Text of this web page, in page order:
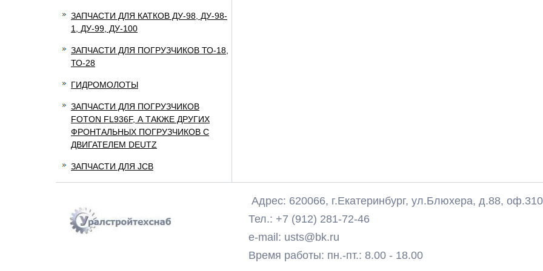
ЗАПЧАСТИ ДЛЯ КАТКОВ ДУ-98, ДУ-98-
1, ДУ-99, ДУ-100
ЗАПЧАСТИ ДЛЯ ПОГРУЗЧИКОВ ТО-18,
ТО-28
ГИДРОМОЛОТЫ
ЗАПЧАСТИ ДЛЯ ПОГРУЗЧИКОВ
FOTON FL936F, А ТАКЖЕ ДРУГИХ
ФРОНТАЛЬНЫХ ПОГРУЗЧИКОВ С
ДВИГАТЕЛЕМ DEUTZ
ЗАПЧАСТИ ДЛЯ JCB
Адрес: 620066, г.Екатеринбург, ул.Блюхера, д.88, оф.310
Тел.: +7 (912) 281-72-46
e-mail: usts@bk.ru
Время работы: пн.-пт.: 8.00 - 18.00